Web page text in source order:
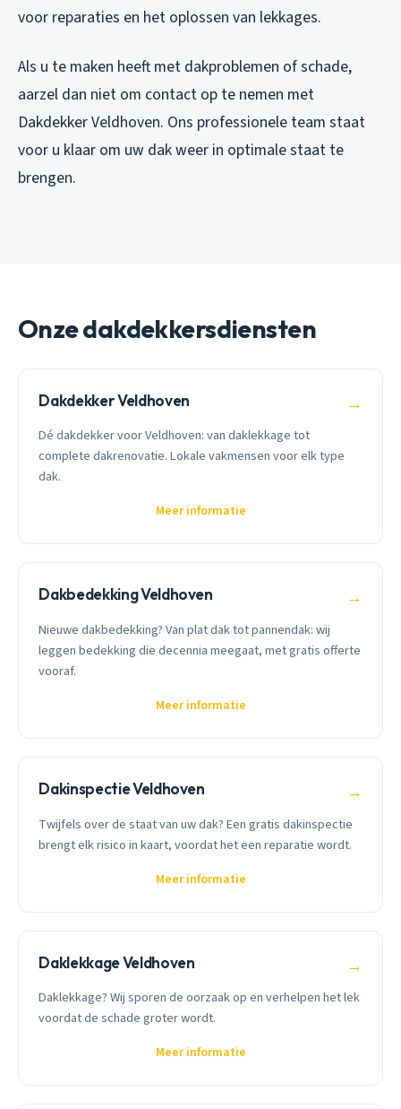
voor reparaties en het oplossen van lekkages.
Als u te maken heeft met dakproblemen of schade,
aarzel dan niet om contact op te nemen met
Dakdekker Veldhoven. Ons professionele team staat
voor u klaar om uw dak weer in optimale staat te
brengen.
Onze dakdekkersdiensten
Dakdekker Veldhoven →
Dé dakdekker voor Veldhoven: van daklekkage tot
complete dakrenovatie. Lokale vakmensen voor elk type
dak.
Meer informatie
Dakbedekking Veldhoven →
Nieuwe dakbedekking? Van plat dak tot pannendak: wij
leggen bedekking die decennia meegaat, met gratis offerte
vooraf.
Meer informatie
Dakinspectie Veldhoven →
Twijfels over de staat van uw dak? Een gratis dakinspectie
brengt elk risico in kaart, voordat het een reparatie wordt.
Meer informatie
Daklekkage Veldhoven →
Daklekkage? Wij sporen de oorzaak op en verhelpen het lek
voordat de schade groter wordt.
Meer informatie